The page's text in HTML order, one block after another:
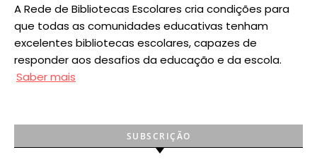
A Rede de Bibliotecas Escolares cria condições para
que todas as comunidades educativas tenham
excelentes bibliotecas escolares, capazes de
responder aos desafios da educação e da escola.
Saber mais
SUBSCRIÇÃO